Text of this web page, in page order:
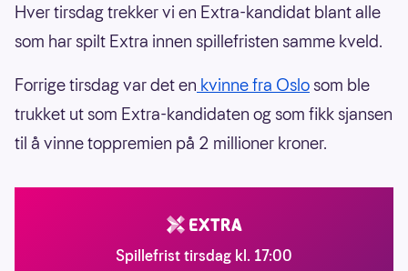
Hver tirsdag trekker vi en Extra-kandidat blant alle
som har spilt Extra innen spillefristen samme kveld.
Forrige tirsdag var det en kvinne fra Oslo som ble
trukket ut som Extra-kandidaten og som fikk sjansen
til å vinne toppremien på 2 millioner kroner.
Spillefrist tirsdag kl. 17:00